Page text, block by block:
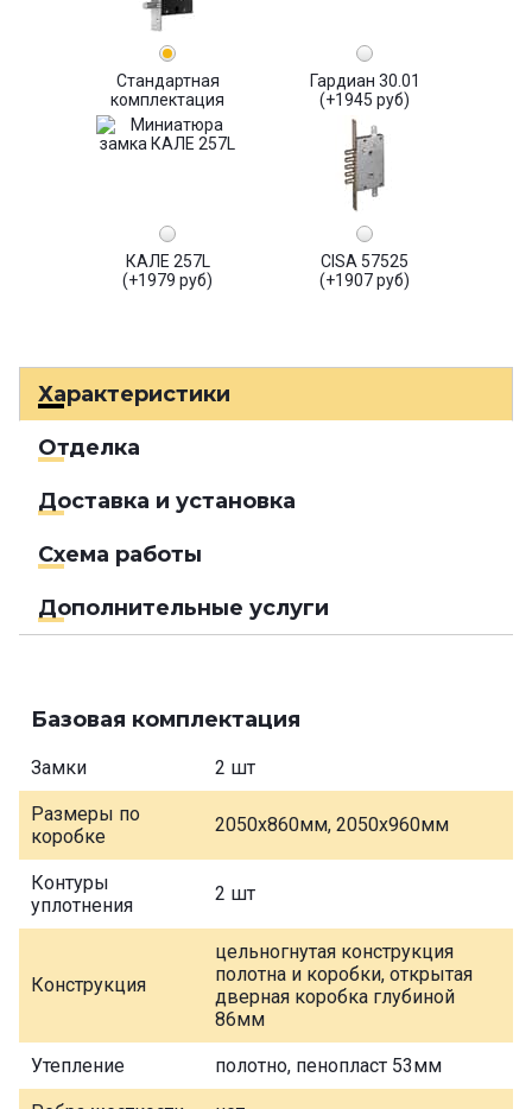
Стандартная
комплектация
Гардиан 30.01
(+1945 руб)
КАЛЕ 257L
(+1979 руб)
CISA 57525
(+1907 руб)
Характеристики
Отделка
Доставка и установка
Схема работы
Дополнительные услуги
Базовая комплектация
Замки 2 шт
Размеры по
коробке
2050х860мм, 2050х960мм
Контуры
уплотнения
2 шт
Конструкция
цельногнутая конструкция
полотна и коробки, открытая
дверная коробка глубиной
86мм
Утепление полотно, пенопласт 53мм